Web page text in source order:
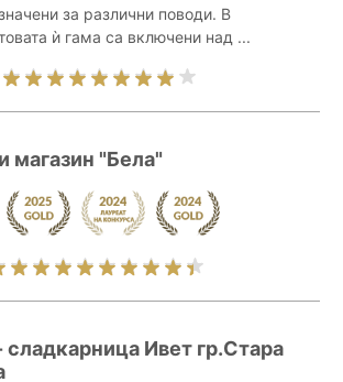
за различни поводи. В
ѝ гама са включени над ...
магазин "Бела"
Ивет гр.Стара